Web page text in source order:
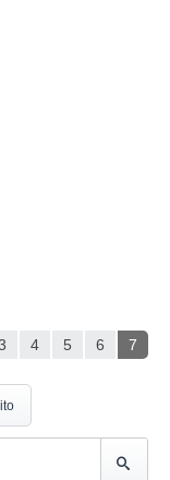
4 5 6 7